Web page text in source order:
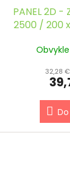
PANEL 2D -
2500 / 200
32,28